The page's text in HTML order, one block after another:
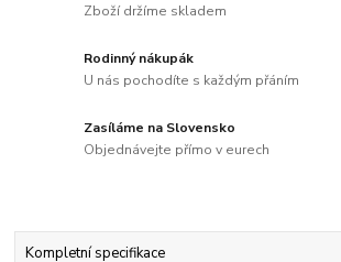
Zboží držíme skladem
Rodinný nákupák
U nás pochodíte s každým přáním
Zasíláme na Slovensko
Objednávejte přímo v eurech
Kompletní specifikace